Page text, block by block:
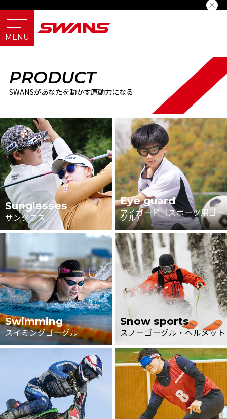
PRODUCT
SWANSがあなたを動かす原動力になる
Sunglasses
サングラス
Eye guard
アイガード（スポーツ用ゴー
グル）
Swimming
スイミングゴーグル
Snow sports
スノーゴーグル・ヘルメット